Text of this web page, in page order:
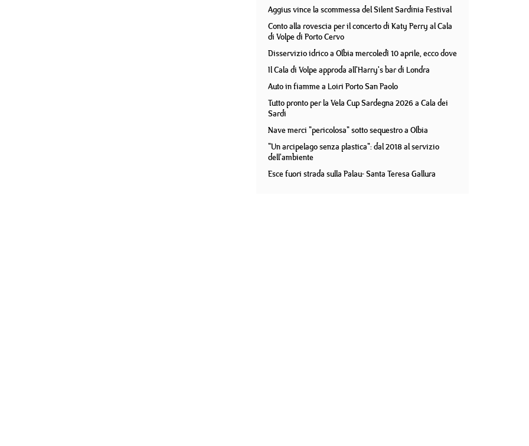
Aggius vince la scommessa del Silent Sardinia Festival
Conto alla rovescia per il concerto di Katy Perry al Cala
di Volpe di Porto Cervo
Disservizio idrico a Olbia mercoledì 10 aprile, ecco dove
Il Cala di Volpe approda all'Harry's bar di Londra
Auto in fiamme a Loiri Porto San Paolo
Tutto pronto per la Vela Cup Sardegna 2026 a Cala dei
Sardi
Nave merci "pericolosa" sotto sequestro a Olbia
"Un arcipelago senza plastica": dal 2018 al servizio
dell'ambiente
Esce fuori strada sulla Palau- Santa Teresa Gallura